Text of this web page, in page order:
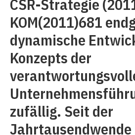
CSR-Strategie
KOM(2011)681
dynamische
Konzepts der
zufällig. Seit der